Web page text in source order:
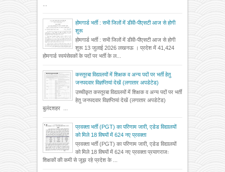
होमगार्ड भर्ती : सभी जिलों में डीवी-पीएसटी आज से होगी
शुरू
होमगार्ड भर्ती : सभी जिलों में डीवी-पीएसटी आज से होगी
शुरू 13 जुलाई 2026 लखनऊ । प्रदेश में 41,424
होमगार्ड स्वयंसेवकों के पदों पर भर्ती के ल...
कस्तूरबा विद्यालयों में शिक्षक व अन्य पदों पर भर्ती हेतु
जनपदवार विज्ञप्तियां देखें (लगातार अपडेटेड)
उच्चीकृत कस्तूरबा विद्यालयों में शिक्षक व अन्य पदों पर भर्ती
हेतु जनपदवार विज्ञप्तियां देखें (लगातार अपडेटेड)
बुलंदशहर ...
प्रवक्ता भर्ती (PGT) का परिणाम जारी, एडेड विद्यालयों
को मिले 18 विषयों में 624 नए प्रवक्ता
प्रवक्ता भर्ती (PGT) का परिणाम जारी, एडेड विद्यालयों
को मिले 18 विषयों में 624 नए प्रवक्ता प्रयागराजः
शिक्षकों की कमी से जूझ रहे प्रदेश के ...